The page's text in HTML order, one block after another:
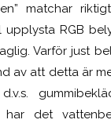
matchar
RGB
Varför just
av att detta är
det